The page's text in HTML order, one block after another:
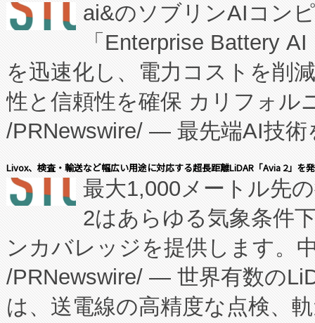
manufacturing™ (FCCM™) プ
たNeXは、バイオ医薬品製造
従来のフェッドバッチ施設の
に、患者やサプライチェーン
キー方式で拡張性が高く、持
す。FCCM‑を活用した現地生
患者にとっての費用負担を大
のアクセスを大幅に拡大する
Fully-Connected Continuous
プログラムには、施設設計・
に関する技術移転および知的
ai&のソブリンAIコン
「Enterprise Battery
を迅速化し、電力コストを削
性と信頼性を確保 カリフォル
/PRNewswire/ — 最先端AI技術
会社エーアイ・アンド：本社
President原信平）と、エンタ
ードするVoltaiqは、日本にあ
ーエネルギー貯蔵システム（
た。 Voltaiq独自のAI搭載プラ
定、統合、導入、運用に至る
Livox、検査・輸送など幅広い用途に対応する超長距離LiDAR「Avia 2」を
最大1,000メートル先
2はあらゆる気象条件
ンカバレッジを提供します。
/PRNewswire/ — 世界有数の
は、送電線の高精度な点検、